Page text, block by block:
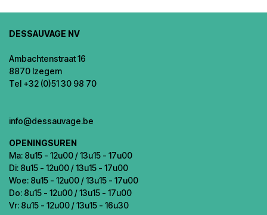
DESSAUVAGE NV
Ambachtenstraat 16
8870 Izegem
Tel +32 (0)51 30 98 70
info@dessauvage.be
OPENINGSUREN
Ma: 8u15 - 12u00 / 13u15 - 17u00
Di: 8u15 - 12u00 / 13u15 - 17u00
Woe: 8u15 - 12u00 / 13u15 - 17u00
Do: 8u15 - 12u00 / 13u15 - 17u00
Vr: 8u15 - 12u00 / 13u15 - 16u30